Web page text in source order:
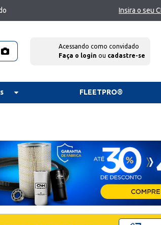
Insira o seu
Acessando como convidado
Faça o login ou cadastre-se
FLEETPRO®